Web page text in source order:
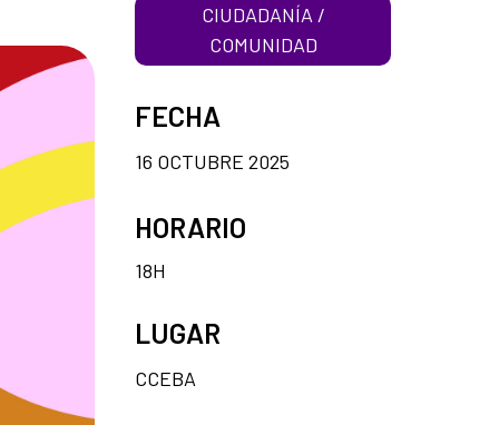
CIUDADANÍA /
COMUNIDAD
FECHA
16 OCTUBRE 2025
HORARIO
18H
LUGAR
CCEBA